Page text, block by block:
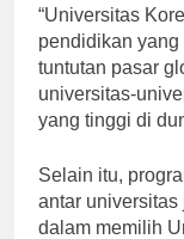
“Universitas
pendidikan
tuntutan pasar
universitas-
yang tinggi di
Selain itu,
antar universitas
dalam memilih